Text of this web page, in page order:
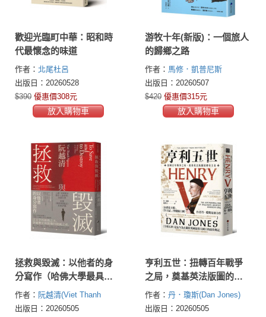
歡迎光臨町中華：昭和時
代最懷念的味道
作者： 北尾杜呂
出版日：20260528
$390 優惠價308元
放入購物車
游牧十年(新版)：一個旅人
的歸鄉之路
作者： 馬修．凱普尼斯
(Matthew Kepnes)
出版日：20260507
$420 優惠價315元
放入購物車
拯救與毀滅：以他者的身
分寫作（哈佛大學最具影
響力諾頓人文講座系列六
講）
作者： 阮越清(Viet Thanh
Nguyen)
出版日：20260505
亨利五世：扭轉百年戰爭
之局，奠基英法版圖的傳
奇王者
作者： 丹．瓊斯(Dan Jones)
出版日：20260505